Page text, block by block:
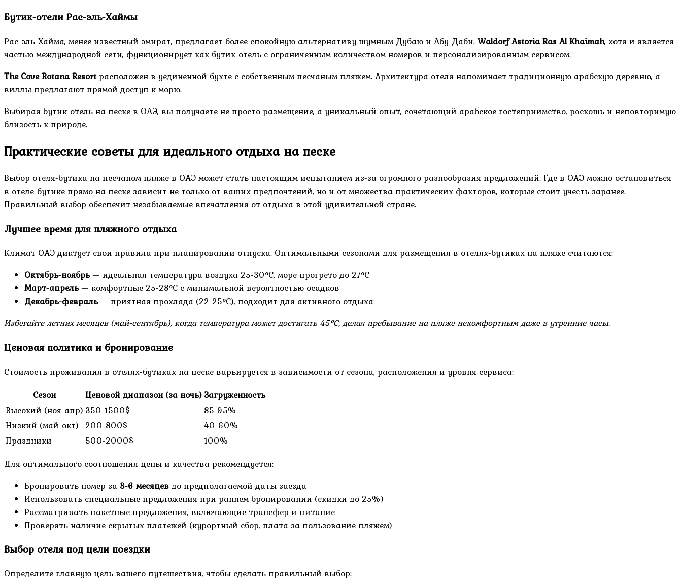
Бутик-отели Рас-эль-Хаймы
Рас-эль-Хайма, менее известный эмират, предлагает более спокойную альтернативу шумным Дубаю и Абу-Даби.Waldorf Astoria Ras Al Khaimah, хотя и является
частью международной сети, функционирует как бутик-отель с ограниченным количеством номеров и персонализированным сервисом.
The Cove Rotana Resortрасположен в уединенной бухте с собственным песчаным пляжем. Архитектура отеля напоминает традиционную арабскую деревню, а
виллы предлагают прямой доступ к морю.
Выбирая бутик-отель на песке в ОАЭ, вы получаете не просто размещение, а уникальный опыт, сочетающий арабское гостеприимство, роскошь и неповторимую
близость к природе.
Практические советы для идеального отдыха на песке
Выбор отеля-бутика на песчаном пляже в ОАЭ может стать настоящим испытанием из-за огромного разнообразия предложений. Где в ОАЭ можно остановиться
в отеле-бутике прямо на песке зависит не только от ваших предпочтений, но и от множества практических факторов, которые стоит учесть заранее.
Правильный выбор обеспечит незабываемые впечатления от отдыха в этой удивительной стране.
Лучшее время для пляжного отдыха
Климат ОАЭ диктует свои правила при планировании отпуска. Оптимальными сезонами для размещения в отелях-бутиках на пляже считаются:
Октябрь-ноябрь— идеальная температура воздуха 25-30°C, море прогрето до 27°C
Март-апрель— комфортные 25-28°C с минимальной вероятностью осадков
Декабрь-февраль— приятная прохлада (22-25°C), подходит для активного отдыха
Избегайте летних месяцев (май-сентябрь), когда температура может достигать 45°C, делая пребывание на пляже некомфортным даже в утренние часы.
Ценовая политика и бронирование
Стоимость проживания в отелях-бутиках на песке варьируется в зависимости от сезона, расположения и уровня сервиса:
Сезон
Ценовой диапазон (за ночь)Загруженность
Высокий (ноя-апр) 350-1500$
85-95%
Низкий (май-окт) 200-800$
40-60%
Праздники
500-2000$
100%
Для оптимального соотношения цены и качества рекомендуется:
Бронировать номер за 3-6 месяцевдо предполагаемой даты заезда
Использовать специальные предложения при раннем бронировании (скидки до 25%)
Рассматривать пакетные предложения, включающие трансфер и питание
Проверять наличие скрытых платежей (курортный сбор, плата за пользование пляжем)
Выбор отеля под цели поездки
Определите главную цель вашего путешествия, чтобы сделать правильный выбор: